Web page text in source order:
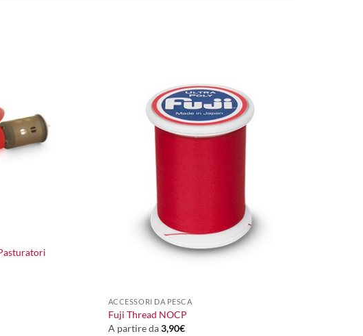
ACCESSORI DA PESCA
Fuji Thread NOCP
A partire da3,90€